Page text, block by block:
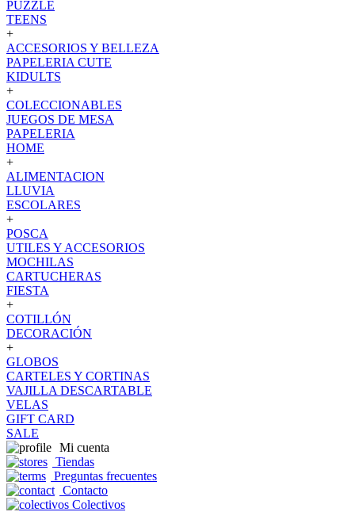
PUZZLE
TEENS
+
ACCESORIOS Y BELLEZA
PAPELERIA CUTE
KIDULTS
+
COLECCIONABLES
JUEGOS DE MESA
PAPELERIA
HOME
+
ALIMENTACION
LLUVIA
ESCOLARES
+
POSCA
UTILES Y ACCESORIOS
MOCHILAS
CARTUCHERAS
FIESTA
+
COTILLÓN
DECORACIÓN
+
GLOBOS
CARTELES Y CORTINAS
VAJILLA DESCARTABLE
VELAS
GIFT CARD
SALE
Mi cuenta
Tiendas
Preguntas frecuentes
Contacto
Colectivos